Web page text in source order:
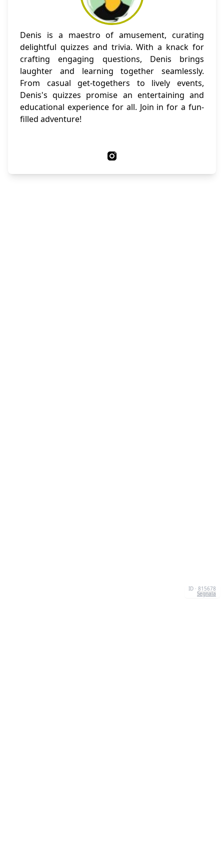
Denis is a maestro of amusement, curating
delightful quizzes and trivia. With a knack for
crafting engaging questions, Denis brings
laughter and learning together seamlessly.
From casual get-togethers to lively events,
Denis's quizzes promise an entertaining and
educational experience for all. Join in for a fun-
filled adventure!
ID · 815678
Segnala